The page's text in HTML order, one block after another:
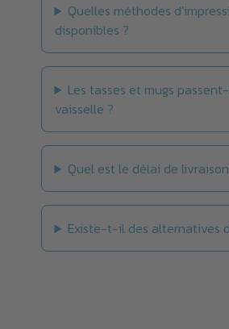
Quelles méthodes
disponibles ?
Les tasses et mugs
vaisselle ?
Quel est le délai de
Existe-t-il des alternatives